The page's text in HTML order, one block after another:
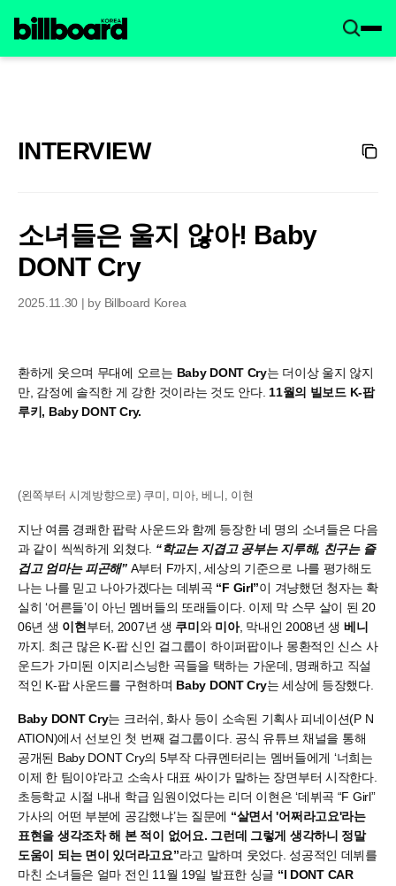
INTERVIEW
소녀들은 울지 않아! Baby
DONT Cry
2025.11.30 | by Billboard Korea
환하게 웃으며 무대에 오르는 Baby DONT Cry는 더이상 울지 않지
만, 감정에 솔직한 게 강한 것이라는 것도 안다. 11월의 빌보드 K-팝
루키, Baby DONT Cry.
(왼쪽부터 시계방향으로) 쿠미, 미아, 베니, 이현
지난 여름 경쾌한 팝락 사운드와 함께 등장한 네 명의 소녀들은 다음
과 같이 씩씩하게 외쳤다. “학교는 지겹고 공부는 지루해, 친구는 즐
겁고 엄마는 피곤해”A부터 F까지, 세상의 기준으로 나를 평가해도
나는 나를 믿고 나아가겠다는 데뷔곡 “F Girl”이 겨냥했던 청자는 확
실히 ‘어른들’이 아닌 멤버들의 또래들이다. 이제 막 스무 살이 된 20
06년 생 이현부터, 2007년 생 쿠미와 미아, 막내인 2008년 생 베니
까지. 최근 많은 K-팝 신인 걸그룹이 하이퍼팝이나 몽환적인 신스 사
운드가 가미된 이지리스닝한 곡들을 택하는 가운데, 명쾌하고 직설
적인 K-팝 사운드를 구현하며 Baby DONT Cry는 세상에 등장했다.
Baby DONT Cry는 크러쉬, 화사 등이 소속된 기획사 피네이션(P N
ATION)에서 선보인 첫 번째 걸그룹이다. 공식 유튜브 채널을 통해
공개된 Baby DONT Cry의 5부작 다큐멘터리는 멤버들에게 ‘너희는
이제 한 팀이야’라고 소속사 대표 싸이가 말하는 장면부터 시작한다.
초등학교 시절 내내 학급 임원이었다는 리더 이현은 ‘데뷔곡 “F Girl”
가사의 어떤 부분에 공감했냐’는 질문에 “살면서 '어쩌라고요'라는
표현을 생각조차 해 본 적이 없어요. 그런데 그렇게 생각하니 정말
도움이 되는 면이 있더라고요”라고 말하며 웃었다. 성공적인 데뷔를
마친 소녀들은 얼마 전인 11월 19일 발표한 싱글 “I DONT CAR